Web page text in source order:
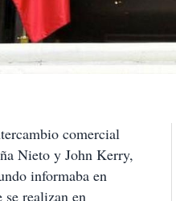
comercial
Nieto y John Kerry,
informaba en
se realizan en